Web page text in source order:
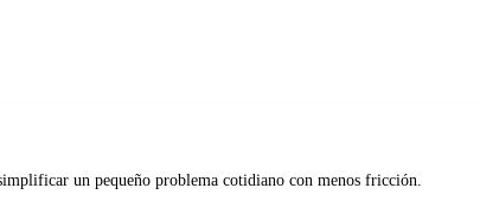
un pequeño problema cotidiano con menos fricción.